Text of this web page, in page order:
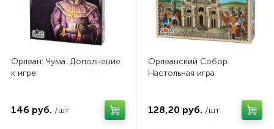
Орлеан: Чума. Дополнение
к игре
146 руб. /шт
Орлеанский Собор.
Настольная игра
128,20 руб. /шт